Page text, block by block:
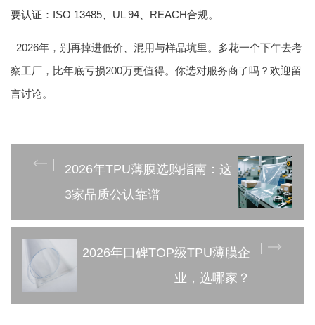
要认证：ISO 13485、UL 94、REACH合规。
2026年，别再掉进低价、混用与样品坑里。多花一个下午去考
察工厂，比年底亏损200万更值得。你选对服务商了吗？欢迎留
言讨论。
2026年TPU薄膜选购指南：这
3家品质公认靠谱
2026年口碑TOP级TPU薄膜企
业，选哪家？